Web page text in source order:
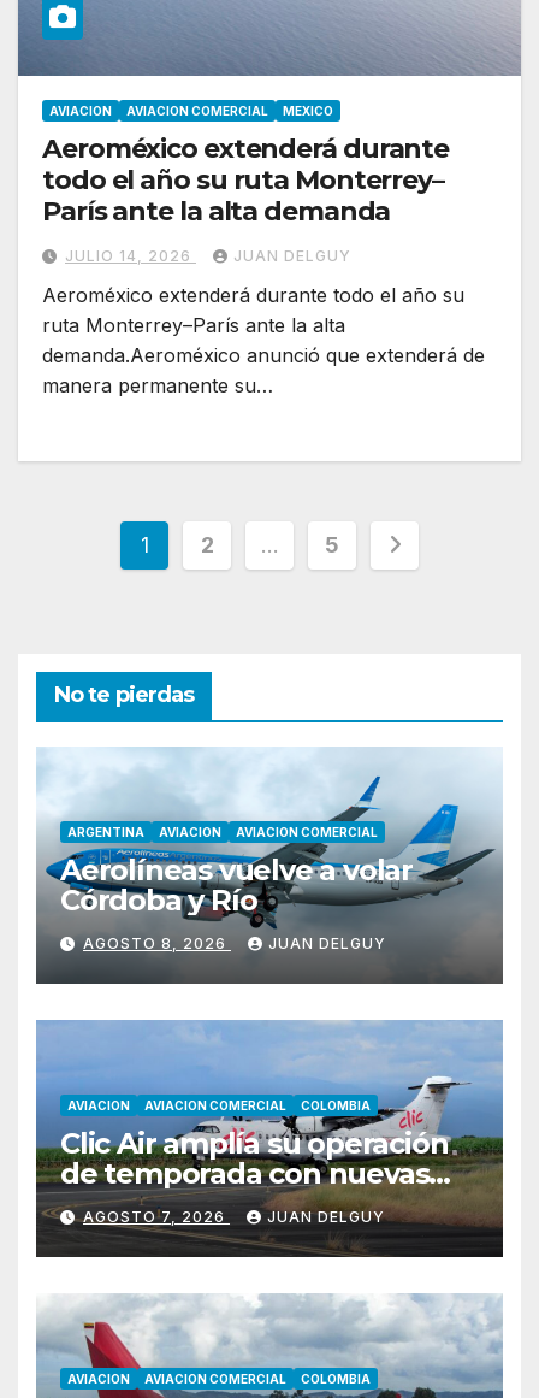
AVIACION AVIACION COMERCIAL MEXICO
Aeroméxico extenderá durante
todo el año su ruta Monterrey–
París ante la alta demanda
JULIO 14, 2026 JUAN DELGUY
Aeroméxico extenderá durante todo el año su
ruta Monterrey–París ante la alta
demanda.Aeroméxico anunció que extenderá de
manera permanente su…
Paginación
1 2 … 5
No te pierdas
ARGENTINA AVIACION AVIACION COMERCIAL
Aerolíneas vuelve a volar
Córdoba y Río
AGOSTO 8, 2026 JUAN DELGUY
AVIACION AVIACION COMERCIAL COLOMBIA
Clic Air amplía su operación
de temporada con nuevas
rutas hacia Cartagena y Tolú
AGOSTO 7, 2026 JUAN DELGUY
AVIACION AVIACION COMERCIAL COLOMBIA